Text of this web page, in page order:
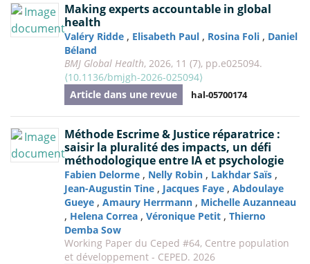
Making experts accountable in global
health
Valéry Ridde , Elisabeth Paul , Rosina Foli , Daniel
Béland
BMJ Global Health, 2026, 11 (7), pp.e025094.
⟨10.1136/bmjgh-2026-025094⟩
Article dans une revue
hal-05700174
Méthode Escrime & Justice réparatrice :
saisir la pluralité des impacts, un défi
méthodologique entre IA et psychologie
Fabien Delorme , Nelly Robin , Lakhdar Saïs ,
Jean-Augustin Tine , Jacques Faye , Abdoulaye
Gueye , Amaury Herrmann , Michelle Auzanneau
, Helena Correa , Véronique Petit , Thierno
Demba Sow
Working Paper du Ceped #64, Centre population
et développement - CEPED. 2026